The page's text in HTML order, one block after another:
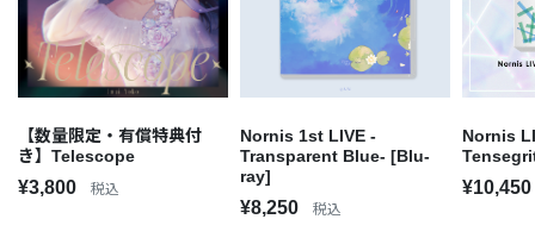
【数量限定・有償特典付
き】Telescope
¥3,800 税込
Nornis 1st LIVE -
Transparent Blue- [Blu-
ray]
¥8,250 税込
Nornis